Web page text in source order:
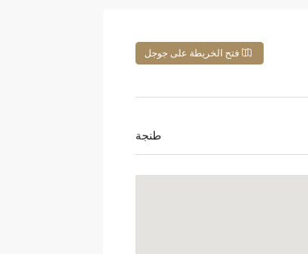
فتح الخريطة على جوجل
طنجة